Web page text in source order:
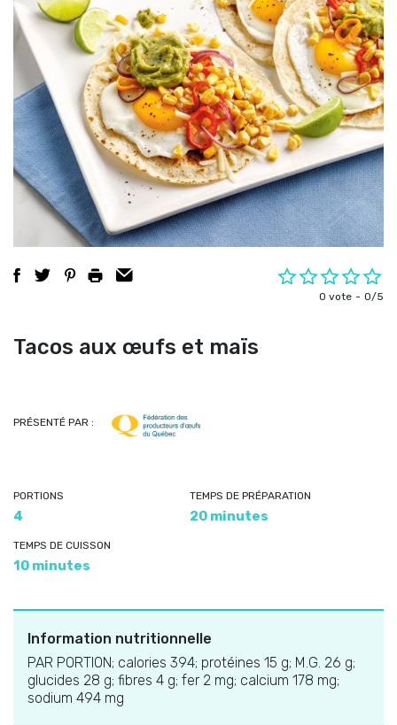
0 vote 0/5
Tacos aux œufs et maïs
PRÉSENTÉ PAR :
PORTIONS
4
TEMPS DE PRÉPARATION
20 minutes
TEMPS DE CUISSON
10 minutes
Information nutritionnelle
PAR PORTION; calories 394; protéines 15 g; M.G. 26 g;
glucides 28 g; fibres 4 g; fer 2 mg; calcium 178 mg;
sodium 494 mg